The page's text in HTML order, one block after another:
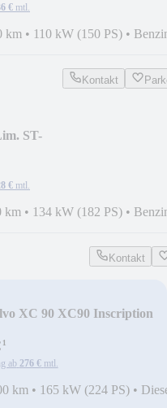
€ mtl.
km • 110 kW (150 PS) •
Kontakt
ST-
€ mtl.
km • 134 kW (182 PS) •
Kontakt
XC 90 XC90 Inscription
¹
ab 276 € mtl.
km • 165 kW (224 PS) •